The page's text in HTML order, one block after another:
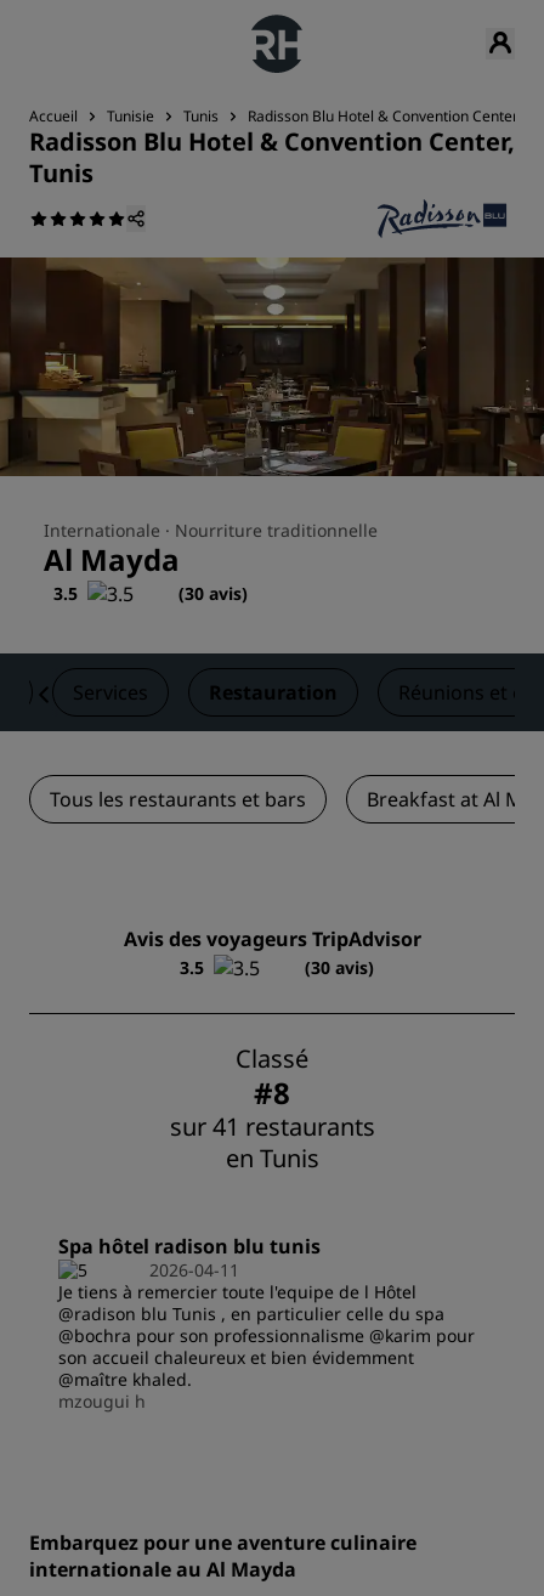
Accueil Tunisie Tunis Radisson Blu Hotel & Convention Center,
Radisson Blu Hotel & Convention Center,
Tunis
Internationale · Nourriture traditionnelle
Al Mayda
3.5 (30 avis)
Services Restauration Réunions et
Tous les restaurants et bars Breakfast at Al
Avis des voyageurs TripAdvisor
3.5 (30 avis)
Classé
#8
sur 41 restaurants
en Tunis
Spa hôtel radison blu tunis
2026-04-11
Je tiens à remercier toute l'equipe de l Hôtel
@radison blu Tunis , en particulier celle du spa
@bochra pour son professionnalisme @karim pour
son accueil chaleureux et bien évidemment
@maître khaled.
mzougui h
Embarquez pour une aventure culinaire
internationale au Al Mayda